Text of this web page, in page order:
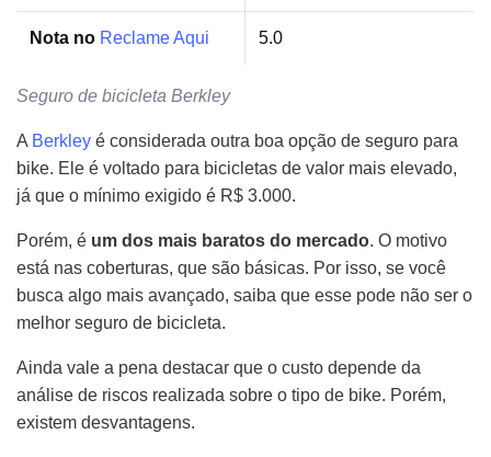
Nota no Reclame Aqui 5.0
Seguro de bicicleta Berkley
A Berkley é considerada outra boa opção de seguro para
bike. Ele é voltado para bicicletas de valor mais elevado,
já que o mínimo exigido é R$ 3.000.
Porém, é um dos mais baratos do mercado. O motivo
está nas coberturas, que são básicas. Por isso, se você
busca algo mais avançado, saiba que esse pode não ser o
melhor seguro de bicicleta.
Ainda vale a pena destacar que o custo depende da
análise de riscos realizada sobre o tipo de bike. Porém,
existem desvantagens.